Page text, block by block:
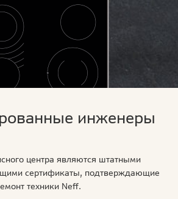
инженеры
центра являются штатными
сертификаты, подтверждающие
техники Neff.